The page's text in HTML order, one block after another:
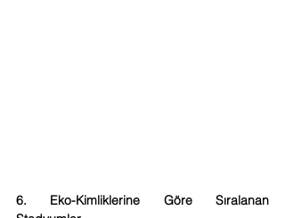
6. Eko-Kimliklerine Göre Sıralanan